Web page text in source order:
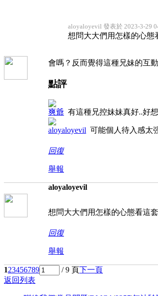
aloyaloyevil 發表於 2023-3-29
想問大大們用怎樣的心態
會嗎？反而覺得這種兄妹的互
點評
爽爺 有這種兄控妹妹真好..好
aloyaloyevil 可能個人待入感太
回復
舉報
aloyaloyevil
想問大大們用怎樣的心態看這
回復
舉報
123456789 / 9 頁下一頁
返回列表